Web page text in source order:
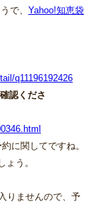
で、 Yahoo!知恵袋
q11196192426
認くださ
に関してですね。
う。
りませんので、予